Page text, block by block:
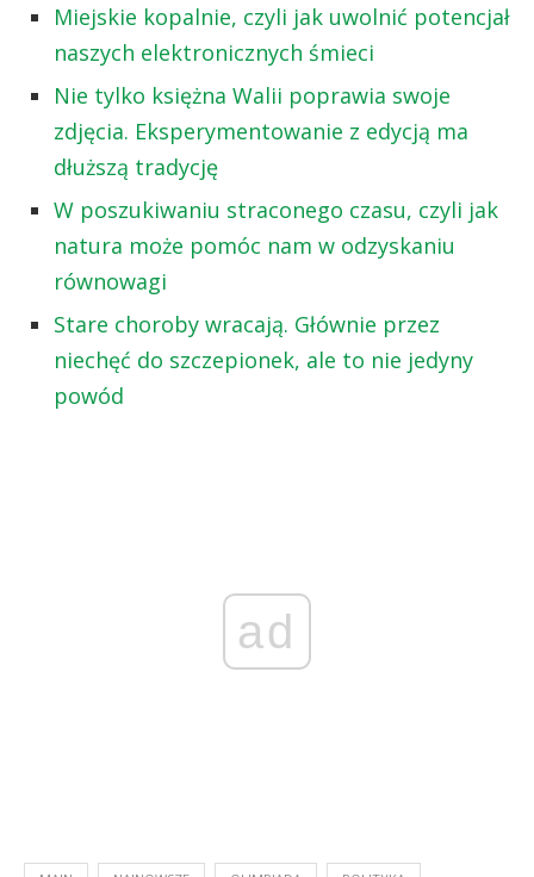
Miejskie kopalnie, czyli jak uwolnić potencjał
naszych elektronicznych śmieci
Nie tylko księżna Walii poprawia swoje
zdjęcia. Eksperymentowanie z edycją ma
dłuższą tradycję
W poszukiwaniu straconego czasu, czyli jak
natura może pomóc nam w odzyskaniu
równowagi
Stare choroby wracają. Głównie przez
niechęć do szczepionek, ale to nie jedyny
powód
ad